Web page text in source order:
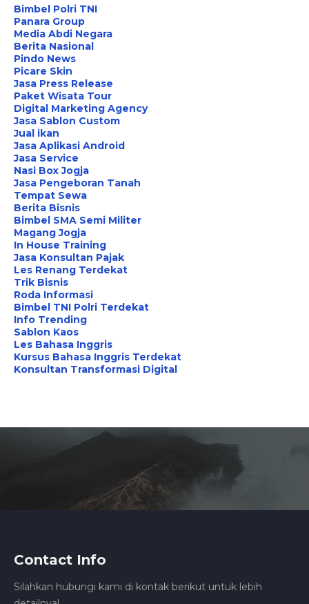
Bimbel Polri TNI
Panara Group
Media Abdi Negara
Berita Nasional
Pindo News
Picare Skin
Jasa Press Release
Paket Wisata Tour
Digital Marketing Agency
Jasa Sablon Custom
Jual ikan
Jasa Aplikasi Android
Jasa Service
Nasi Box Jogja
Jasa Pengeboran Tanah
Tempat Sewa
Berita Bisnis
Bimbel SMA Semi Militer
Magang Jogja
In House Training
Jasa Konsultan Pajak
Les Renang Terdekat
Trik Bisnis
Roda Informasi
Bimbel TNI Polri Terdekat
Info Trending
Sablon Kaos
Les Bahasa Inggris
Kursus Bahasa Inggris Terdekat
Konsultan Transformasi Digital
Contact Info
Silahkan hubungi kami di kontak berikut untuk lebih